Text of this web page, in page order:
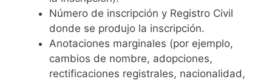
Número de inscripción y Registro Civil
donde se produjo la inscripción.
Anotaciones marginales (por ejemplo,
cambios de nombre, adopciones,
rectificaciones registrales, nacionalidad,